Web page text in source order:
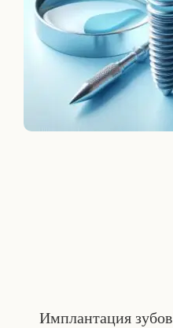
Имплантация зубов